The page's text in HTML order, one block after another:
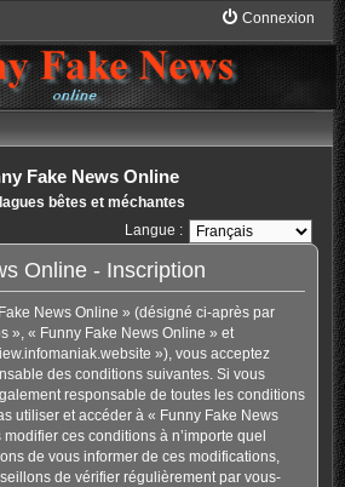
Connexion
Fake News Online
bêtes et méchantes
Langue :
Online - Inscription
News Online » (désigné ci-après par
», « Funny Fake News Online » et
»), vous acceptez
des conditions suivantes. Si vous
responsable de toutes les conditions
utiliser et accéder à « Funny Fake News
ces conditions à n’importe quel
de vous informer de ces modifications,
de vérifier régulièrement par vous-